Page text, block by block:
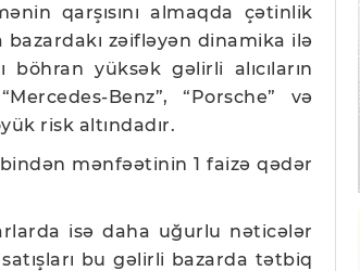
qarşısını almaqda çətinlik
bazardakı zəifləyən dinamika ilə
böhran yüksək gəlirli alıcıların
Benz”, “Porsche” və
risk altındadır.
mənfəətinin 1 faizə qədər
isə daha uğurlu nəticələr
bu gəlirli bazarda tətbiq